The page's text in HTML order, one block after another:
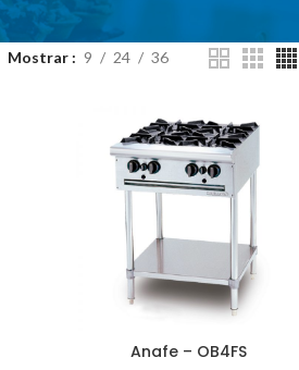
Mostrar 9 24 36
Anafe – OB4FS